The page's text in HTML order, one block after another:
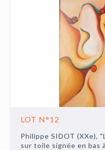
LOT N°12
Philippe SIDOT (XXe),
sur toile signée en bas